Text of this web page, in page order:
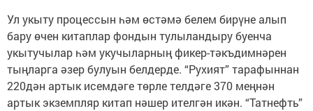
Ул укыту процессын һәм өстәмә белем бирүне алып
бару өчен китаплар фондын тулыландыру буенча
укытучылар һәм укучыларның фикер-тәкъдимнәрен
тыңларга әзер булуын белдерде. “Рухият” тарафыннан
220дән артык исемдәге төрле телдәге 370 меңнән
артык экземпляр китап нәшер ителгән икән. “Татнефть”